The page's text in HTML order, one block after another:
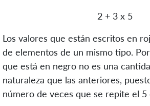
2 + 3 x 5
Los valores que están escritos en
de elementos de un mismo tipo.
que está en negro no es una
naturaleza que las anteriores,
número de veces que se repite el 5